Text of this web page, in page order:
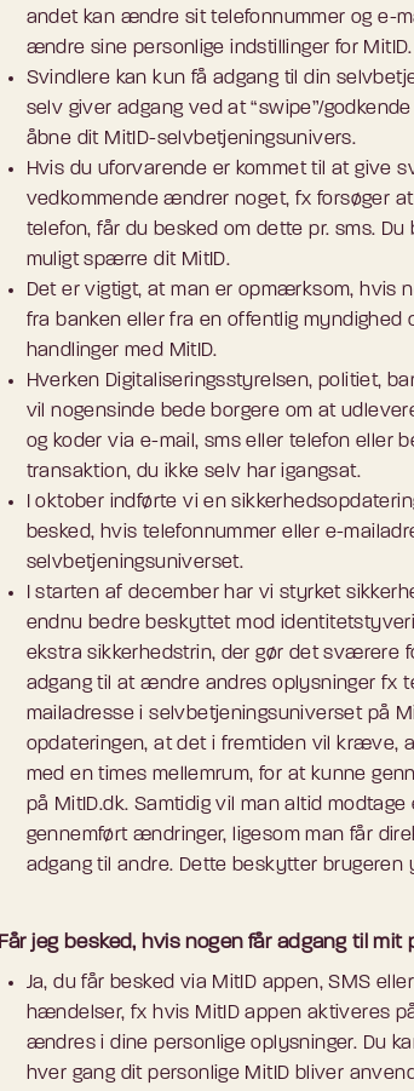
andet kan ændre sit telefonnummer og e-
ændre sine personlige indstillinger for MitID.
Svindlere kan kun få adgang til din
selv giver adgang ved at “swipe”/
åbne dit MitID-selvbetjeningsunivers.
Hvis du uforvarende er kommet til at give
vedkommende ændrer noget, fx forsøger
telefon, får du besked om dette pr. sms.
muligt spærre dit MitID.
Det er vigtigt, at man er opmærksom, hvis
fra banken eller fra en offentlig myndighed
handlinger med MitID.
Hverken Digitaliseringsstyrelsen, politiet,
vil nogensinde bede borgere om at
og koder via e-mail, sms eller telefon eller
transaktion, du ikke selv har igangsat.
I oktober indførte vi en
besked, hvis telefonnummer eller e-
selvbetjeningsuniverset.
I starten af december har vi styrket
endnu bedre beskyttet mod
ekstra sikkerhedstrin, der gør det sværere
adgang til at ændre andres oplysninger fx
mailadresse i selvbetjeningsuniverset på
opdateringen, at det i fremtiden vil kræve,
med en times mellemrum, for at kunne
på MitID.dk. Samtidig vil man altid
gennemført ændringer, ligesom man får
adgang til andre. Dette beskytter brugeren
Får jeg besked, hvis nogen får adgang til mit
Ja, du får besked via MitID appen, SMS
hændelser, fx hvis MitID appen aktiveres
ændres i dine personlige oplysninger. Du
hver gang dit personlige MitID bliver